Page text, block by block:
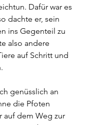
Dafür war es
dachte er, sein
ins Gegenteil zu
also andere
auf Schritt und
genüsslich an
die Pfoten
auf dem Weg zur